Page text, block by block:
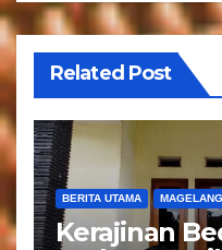
i
p
o
s
Related Post
BERITA UTAMA MAGELANG
Kerajinan